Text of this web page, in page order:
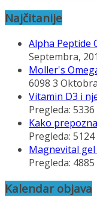
Najčitanije
Alpha Peptide
Septembra,
Moller's
6098 3
Vitamin D3 i
Pregleda: 5336
Kako
Pregleda: 5124
Magnevital
Pregleda: 4885
Kalendar objava